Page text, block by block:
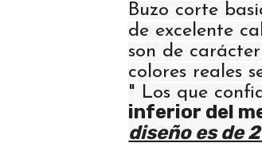
Buzo corte
de excelente
son de
colores reales
" Los que
inferior del
diseño es de